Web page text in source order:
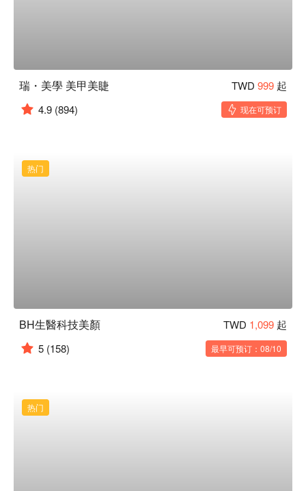
瑞・美學 美甲美睫 TWD 999 起
4.9 (894) 现在可预订
热门
BH生醫科技美顏 TWD 1,099 起
5 (158) 最早可预订：08/10
热门